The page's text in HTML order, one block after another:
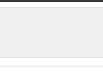
محمد صلاح يظهر على تليفزيون
حكم تصوير الحوادث والمشاجرات